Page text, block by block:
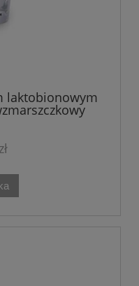
laktobionowym
The Marvee